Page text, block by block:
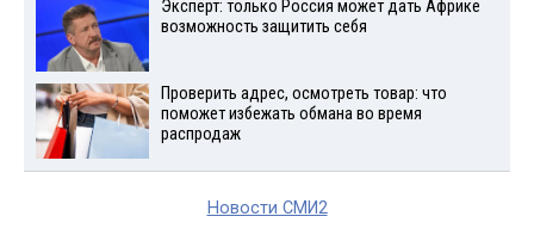
Эксперт: только Россия может дать Африке
возможность защитить себя
Проверить адрес, осмотреть товар: что
поможет избежать обмана во время
распродаж
Новости СМИ2